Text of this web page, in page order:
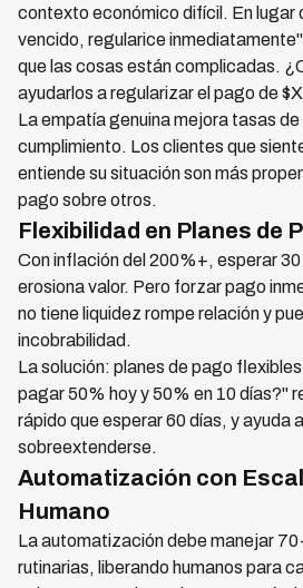
contexto económico difícil. En lugar
vencido, regularice
que las cosas están complicadas.
ayudarlos a regularizar el pago de
La empatía genuina mejora tasas
cumplimiento. Los clientes que
entiende su situación son más
pago sobre otros.
Flexibilidad en Planes de
Con inflación del 200%+, esperar
erosiona valor. Pero forzar pago
no tiene liquidez rompe relación y
incobrabilidad.
La solución: planes de pago
pagar 50% hoy y 50% en 10 días?"
rápido que esperar 60 días, y ayuda
sobreextenderse.
Automatización con
Humano
La automatización debe manejar
rutinarias, liberando humanos para